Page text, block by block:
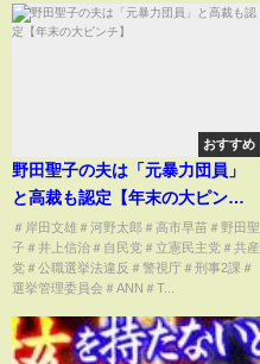
おすすめ
野田聖子の夫は「元暴力団員」
と高裁も認定【年末の大ピン
チ】
＃岸田文雄＃河野太郎＃高市早苗＃野田聖
子＃井上信治＃自民党＃立憲民主党＃共産
党＃公職選挙法違反＃警視庁＃刑事2課＃
選挙管理委員会＃ANN＃T...